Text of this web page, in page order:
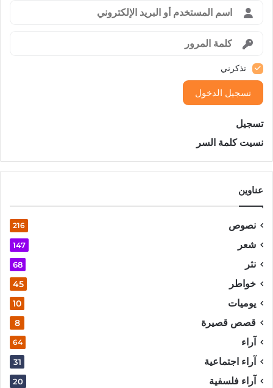
تذكرني
تسجيل الدخول
تسجيل
نسيت كلمة السر
عناوين
نصوص 216
شعر 147
نثر 68
خواطر 45
يوميات 10
قصص قصيرة 8
آراء 64
آراء اجتماعية 31
آراء فلسفية 20